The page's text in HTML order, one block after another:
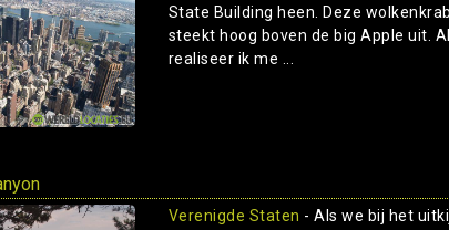
State Building heen. Deze
steekt hoog boven de big Apple uit.
realiseer ik me ...
Verenigde Staten - Als we bij het